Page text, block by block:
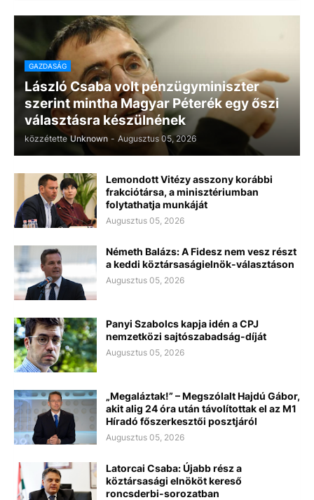
GAZDASÁG
László Csaba volt pénzügyminiszter
szerint mintha Magyar Péterék egy őszi
választásra készülnének
közzétette Unknown - Augusztus 05, 2026
Lemondott Vitézy asszony korábbi
frakciótársa, a minisztériumban
folytathatja munkáját
Augusztus 05, 2026
Németh Balázs: A Fidesz nem vesz részt
a keddi köztársaságielnök-választáson
Augusztus 05, 2026
Panyi Szabolcs kapja idén a CPJ
nemzetközi sajtószabadság-díját
Augusztus 05, 2026
„Megaláztak!” – Megszólalt Hajdú Gábor,
akit alig 24 óra után távolítottak el az M1
Híradó főszerkesztői posztjáról
Augusztus 05, 2026
Latorcai Csaba: Újabb rész a
köztársasági elnököt kereső
roncsderbi-sorozatban